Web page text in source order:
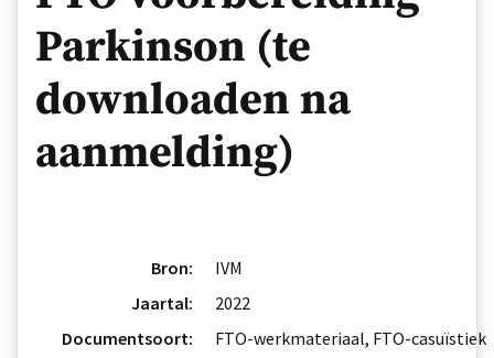
Parkinson (te
downloaden na
aanmelding)
Bron:
IVM
Jaartal:
2022
Documentsoort:
FTO-werkmateriaal, FTO-casuïstiek